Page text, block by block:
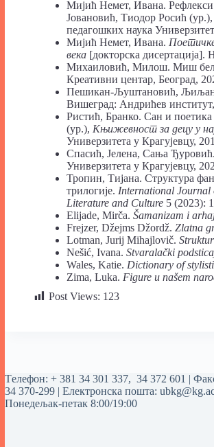
Мијић Немет, Ивана.
Јовановић, Тиодор Росић (ур.),
педагошких наука
Мијић Немет, Ивана.
века [докторска дисертација].
Михаиловић, Милош. Миш
Креативни центар, Београд,
Пешикан-Љуштановић,
Вишеград: Андрићев
Ристић, Бранко. Сан и
(ур.), Књижевност за децу у
Универзитета у Крагујевцу,
Спасић, Јелена, Сања Ђуровић.
Универзитета у Крагујевцу,
Тропин, Тијана. Структура
трилогије. International Journal
Literature and Culture 5 (2023):
Elijade, Mirča. Šamanizam i
Frejzer, Džejms Džordž. Zlatna
Lotman, Jurij Mihajlovič.
Nešić, Ivana. Stvaralački
Wales, Katie. Dictionary of
Zima, Luka. Figure u našem
Post Views: 123
Tелефон: + 381 34 301 337, 34 372 601 |
34 370-299 | Електронска пошта:
Понедељак-петак 8:00/19:00